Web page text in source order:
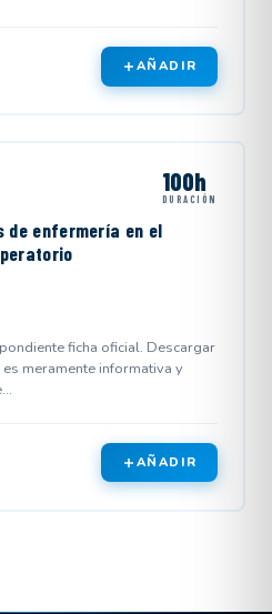
AÑADIR
100h
DURACIÓN
enfermería en el
ficha oficial. Descargar
meramente informativa y
AÑADIR